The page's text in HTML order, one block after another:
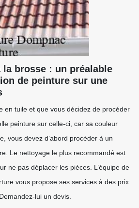
la brosse : un préalable
de peinture sur une
en tuile et que vous décidez de procéder
peinture sur celle-ci, car sa couleur
vous devez d’abord procéder à un
Le nettoyage le plus recommandé est
ne pas déplacer les pièces. L’équipe de
vous propose ses services à des prix
lui un devis.